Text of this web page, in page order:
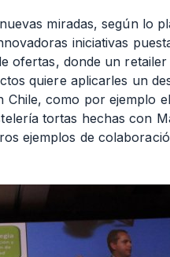
miradas, según lo
iniciativas
ofertas, donde un
quiere aplicarles un
como por ejemplo
tortas hechas con
ejemplos de